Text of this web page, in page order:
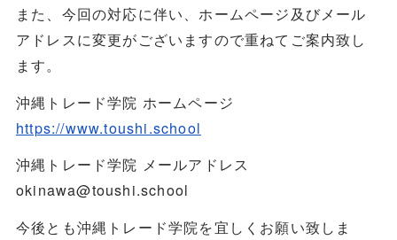
また、今回の対応に伴い、ホームページ及びメール
アドレスに変更がございますので重ねてご案内致し
ます。
沖縄トレード学院 ホームページ
https://www.toushi.school
沖縄トレード学院 メールアドレス
okinawa@toushi.school
今後とも沖縄トレード学院を宜しくお願い致しま